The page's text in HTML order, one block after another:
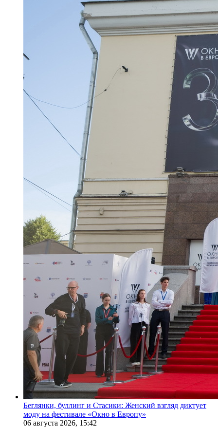
Беглянки, буллинг и Стасики: Женский взгляд диктует
моду на фестивале «Окно в Европу»
06 августа 2026, 15:42